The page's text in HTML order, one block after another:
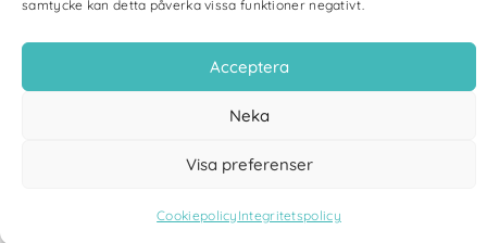
samtycke kan detta påverka vissa funktioner negativt.
Acceptera
Neka
Visa preferenser
Cookiepolicy Integritetspolicy